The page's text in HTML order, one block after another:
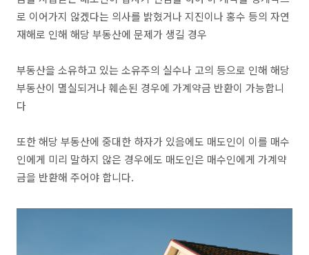
로 이어가지 않겠다는 의사를 밝혔거나 지진이나 홍수 등의 자연
재해로 인해 해당 부동산에 문제가 생길 경우
부동산을 소유하고 있는 소유주의 실수나 고의 등으로 인해 해당
부동산이 멸실되거나 훼손된 경우에 가계약금 반환이 가능합니
다
또한 해당 부동산에 중대한 하자가 있음에도 매도인이 이를 매수
인에게 미리 말하지 않은 경우에도 매도인은 매수인에게 가계약
금을 반환해 주어야 합니다.